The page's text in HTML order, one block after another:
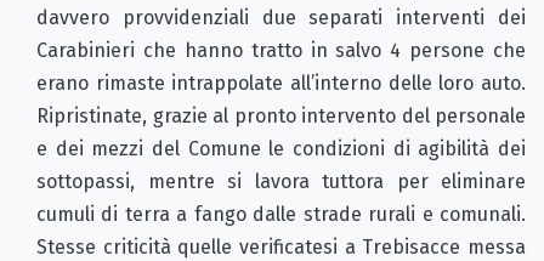
davvero provvidenziali due separati interventi dei
Carabinieri che hanno tratto in salvo 4 persone che
erano rimaste intrappolate all’interno delle loro auto.
Ripristinate, grazie al pronto intervento del personale
e dei mezzi del Comune le condizioni di agibilità dei
sottopassi, mentre si lavora tuttora per eliminare
cumuli di terra a fango dalle strade rurali e comunali.
Stesse criticità quelle verificatesi a Trebisacce messa